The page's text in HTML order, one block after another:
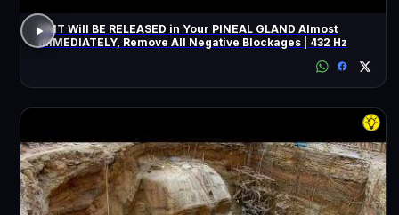
DMT Will BE RELEASED in Your PINEAL GLAND Almost
IMMEDIATELY, Remove All Negative Blockages | 432 Hz